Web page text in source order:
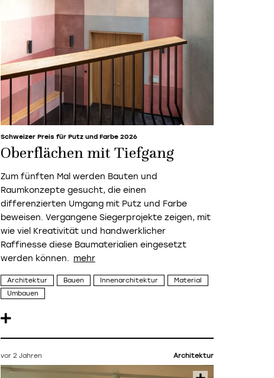
Schweizer Preis für Putz und Farbe 2026
Oberflächen mit Tiefgang
Zum fünften Mal werden Bauten und
Raumkonzepte gesucht, die einen
differenzierten Umgang mit Putz und Farbe
beweisen. Vergangene Siegerprojekte zeigen, mit
wie viel Kreativität und handwerklicher
Raffinesse diese Baumaterialien eingesetzt
werden können.
Architektur Bauen Innenarchitektur
Material
Umbauen
vor 2 Jahren Architektur